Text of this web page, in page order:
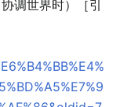
调世界时）［引